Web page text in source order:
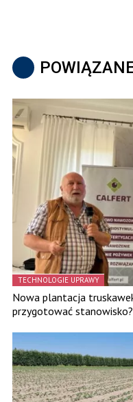
TECHNOLOGIE UPRAWY
Nowa plantacja
przygotować stanowisko?